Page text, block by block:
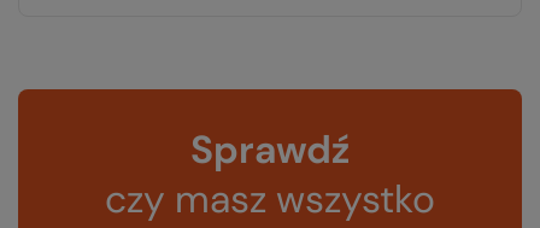
Sprawdź
czy masz wszystko